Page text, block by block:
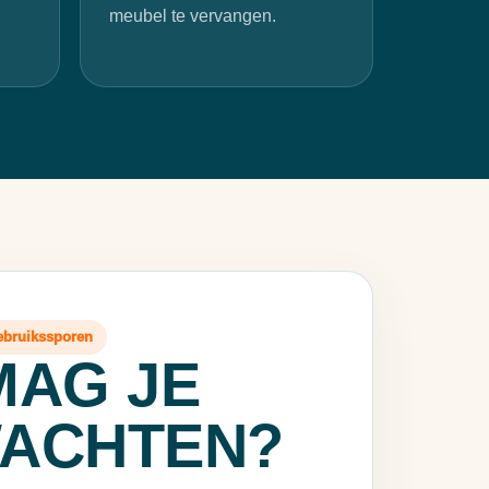
meubel te vervangen.
JE